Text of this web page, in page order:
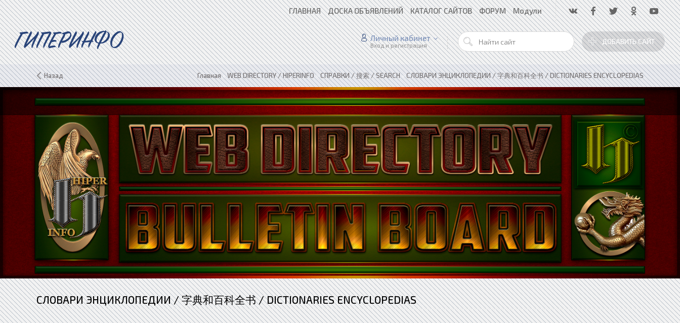
ГЛАВНАЯ ДОСКА ОБЪЯВЛЕНИЙ КАТАЛОГ САЙТОВ ФОРУМ Модули
ГИПЕРИНФО ДОБАВИТЬ САЙТ
Личный кабинет
Вход и регистрация
Назад Главная»WEB DIRECTORY / HIPERINFO»СПРАВКИ / 搜索 / SEARCH»СЛОВАРИ ЭНЦИКЛОПЕДИИ / 字典和百科全书 / DICTIONARIES ENCYCLOPEDIAS
СЛОВАРИ ЭНЦИКЛОПЕДИИ / 字典和百科全书 / DICTIONARIES ENCYCLOPEDIAS